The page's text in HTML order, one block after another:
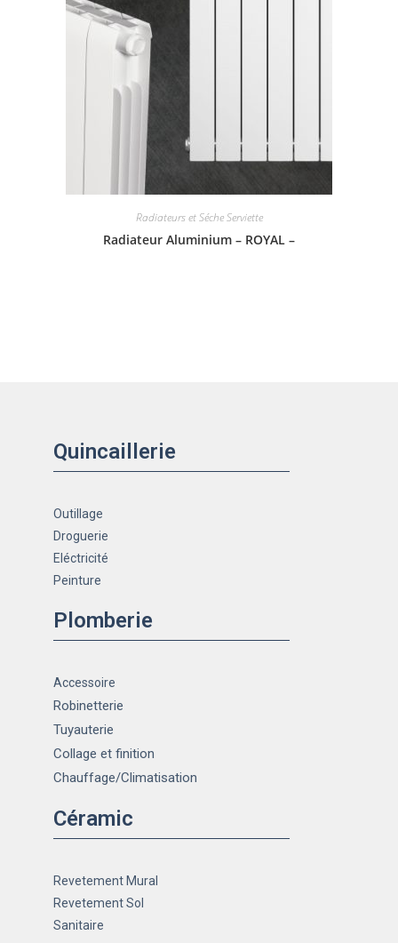
Radiateurs et Séche Serviette
Radiateur Aluminium – ROYAL –
Quincaillerie
Outillage
Droguerie
Eléctricité
Peinture
Plomberie
Accessoire
Robinetterie
Tuyauterie
Collage et finition
Chauffage/Climatisation
Céramic
Revetement Mural
Revetement Sol
Sanitaire